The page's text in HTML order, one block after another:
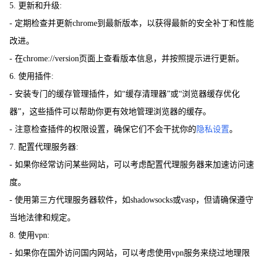
5. 更新和升级:
- 定期检查并更新chrome到最新版本，以获得最新的安全补丁和性能
改进。
- 在chrome://version页面上查看版本信息，并按照提示进行更新。
6. 使用插件:
- 安装专门的缓存管理插件，如“缓存清理器”或“浏览器缓存优化
器”，这些插件可以帮助你更有效地管理浏览器的缓存。
- 注意检查插件的权限设置，确保它们不会干扰你的 隐私设置。
7. 配置代理服务器:
- 如果你经常访问某些网站，可以考虑配置代理服务器来加速访问速
度。
- 使用第三方代理服务器软件，如shadowsocks或vasp，但请确保遵守
当地法律和规定。
8. 使用vpn:
- 如果你在国外访问国内网站，可以考虑使用vpn服务来绕过地理限